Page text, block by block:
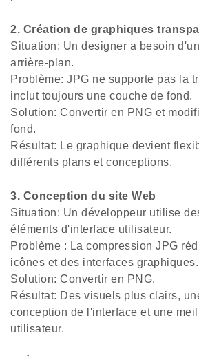
2. Création de graphiques
Situation: Un designer a besoin
arrière-plan.
Problème: JPG ne supporte pas la
inclut toujours une couche de fond.
Solution: Convertir en PNG et
fond.
Résultat: Le graphique devient
différents plans et conceptions.
3. Conception du site Web
Situation: Un développeur utilise
éléments d'interface utilisateur.
Problème : La compression JPG
icônes et des interfaces graphiques.
Solution: Convertir en PNG.
Résultat: Des visuels plus clairs,
conception de l'interface et une
utilisateur.